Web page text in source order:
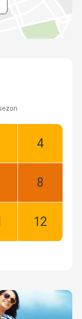
Kwiecień:
Sierpień:
Grudzień: